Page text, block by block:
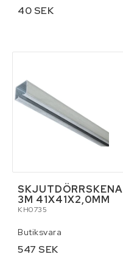
Kontaktformulär
Villkor & info
40 SEK
SKJUTDÖRRSKENA
3M 41X41X2,0MM
KH0735
Butiksvara
547 SEK